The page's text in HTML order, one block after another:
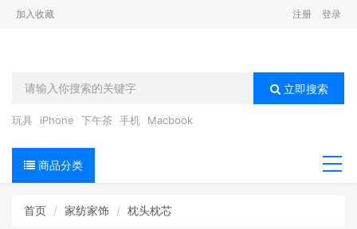
加入收藏 注册 登录
立即搜索
玩具 iPhone 下午茶 手机 Macbook
商品分类
首页 家纺家饰 枕头枕芯